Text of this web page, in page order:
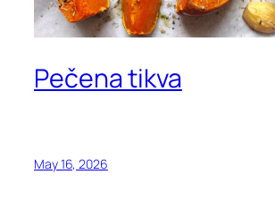
Pečena tikva
May 16, 2026